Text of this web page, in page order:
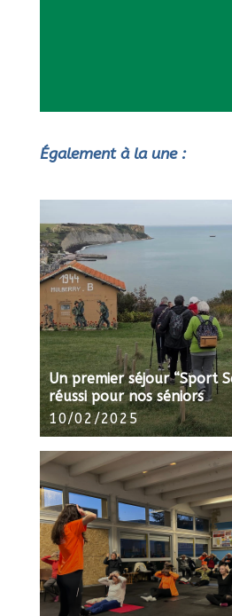
Également à la une :
Un premier séjour “Sport
réussi pour nos séniors
10/02/2025